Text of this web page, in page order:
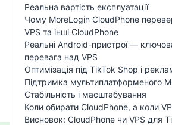
Реальна вартість експлуатації
Чому MoreLogin CloudPhone
VPS та інші CloudPhone
Реальні Android-пристрої —
перевага над VPS
Оптимізація під TikTok Shop і
Підтримка мультиплатформеного
Стабільність і масштабування
Коли обирати CloudPhone, а коли
Висновок: CloudPhone чи VPS для